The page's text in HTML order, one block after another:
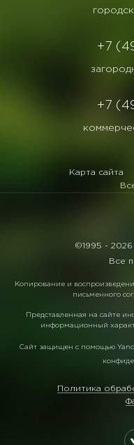
+7
+7
Карта сайта
©1995 - 2026
Все
Копирование и
письменного
Представленная на сайте
информационный
Сайт защищен с помощью
Политика